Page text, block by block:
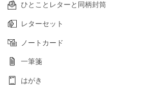
ひとことレターと同柄封筒
レターセット
ノートカード
一筆箋
はがき